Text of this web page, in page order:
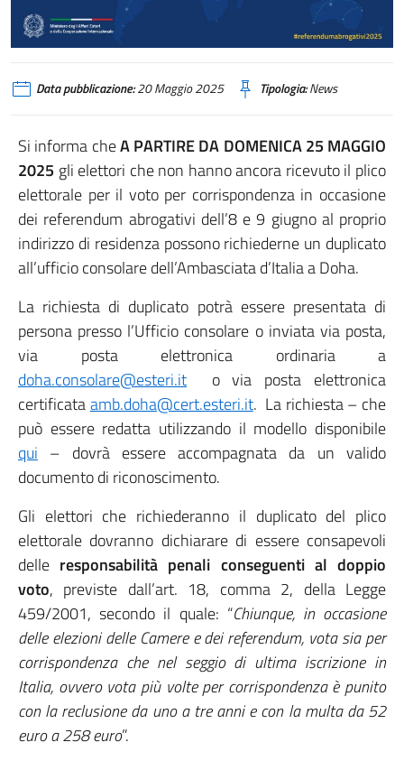
Data pubblicazione:20 Maggio 2025 Tipologia:News
Si informa cheA PARTIRE DA DOMENICA 25 MAGGIO
2025 gli elettori che non hanno ancora ricevuto il plico
elettorale per il voto per corrispondenza in occasione
dei referendum abrogativi dell’8 e 9 giugno al proprio
indirizzo di residenza possono richiederne un duplicato
all’ufficio consolare dell’Ambasciata d’Italia a Doha.
La richiesta di duplicato potrà essere presentata di
persona presso l’Ufficio consolare o inviata via posta,
via posta elettronica ordinaria a
doha.consolare@esteri.it o via posta elettronica
certificataamb.doha@cert.esteri.it. La richiesta – che
può essere redatta utilizzando il modello disponibile
qui – dovrà essere accompagnata da un valido
documento di riconoscimento.
Gli elettori che richiederanno il duplicato del plico
elettorale dovranno dichiarare di essere consapevoli
delle responsabilità penali conseguenti al doppio
voto, previste dall’art. 18, comma 2, della Legge
459/2001, secondo il quale: “Chiunque, in occasione
delle elezioni delle Camere e dei referendum, vota sia per
corrispondenza che nel seggio di ultima iscrizione in
Italia, ovvero vota più volte per corrispondenza è punito
con la reclusione da uno a tre anni e con la multa da 52
euro a 258 euro”.